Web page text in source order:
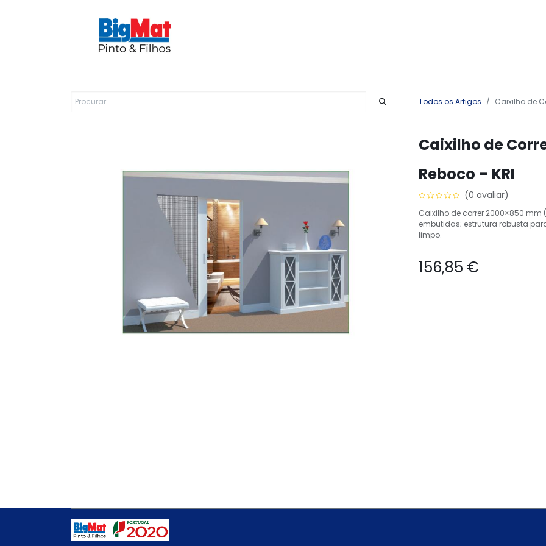
Todos os Artigos Caixilho de
Caixilho de
Reboco – KRI
(0 avaliar)
Caixilho de correr 2000×850
embutidas; estrutura robusta
limpo.
156,85 €